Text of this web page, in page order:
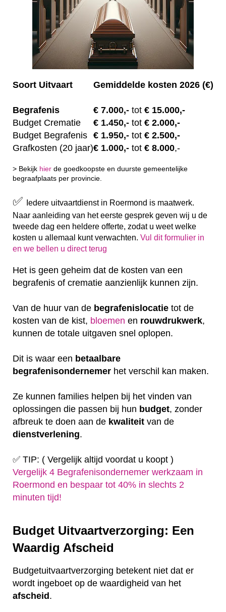
Soort Uitvaart Gemiddelde kosten 2026 (€)
Begrafenis € 7.000,- tot € 15.000,-
Budget Crematie
€ 1.450,- tot € 2.000,-
Budget Begrafenis € 1.950,- tot € 2.500,-
Grafkosten (20 jaar)€ 1.000,- tot € 8.000,-
> Bekijk hier de goedkoopste en duurste gemeentelijke
begraafplaats per provincie.
✅
Iedere uitvaartdienst in Roermond is maatwerk.
Naar aanleiding van het eerste gesprek geven wij u de
tweede dag een heldere offerte, zodat u weet welke
kosten u allemaal kunt verwachten. Vul dit formulier in
en we bellen u direct terug
Het is geen geheim dat de kosten van een
begrafenis of crematie aanzienlijk kunnen zijn.
Van de huur van de begrafenislocatie tot de
kosten van de kist, bloemen en rouwdrukwerk,
kunnen de totale uitgaven snel oplopen.
Dit is waar een betaalbare
begrafenisondernemer het verschil kan maken.
Ze kunnen families helpen bij het vinden van
oplossingen die passen bij hun budget, zonder
afbreuk te doen aan de kwaliteit van de
dienstverlening.
✅ TIP: ( Vergelijk altijd voordat u koopt )
Vergelijk 4 Begrafenisondernemer werkzaam in
Roermond en bespaar tot 40% in slechts 2
minuten tijd!
Budget Uitvaartverzorging: Een
Waardig Afscheid
Budgetuitvaartverzorging betekent niet dat er
wordt ingeboet op de waardigheid van het
afscheid .